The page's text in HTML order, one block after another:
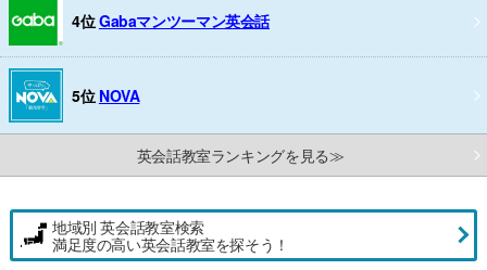
4位Gabaマンツーマン英会話
5位 NOVA
英会話教室ランキングを見る≫
地域別 英会話教室検索
満足度の高い英会話教室を探そう！